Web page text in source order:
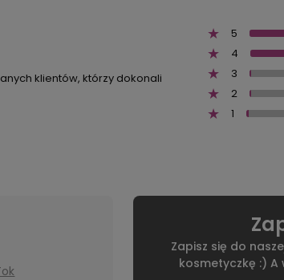
klientów, którzy dokonali
5
4
3
2
1
Zapisz się do
kosmetyczkę :)